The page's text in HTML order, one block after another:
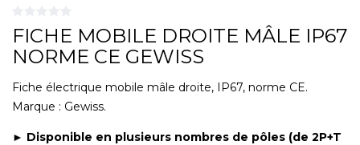
FICHE MOBILE DROITE MÂLE IP67
NORME CE GEWISS
Fiche électrique mobile mâle droite, IP67, norme CE.
Marque : Gewiss.
► Disponible en plusieurs nombres de pôles (de 2P+T